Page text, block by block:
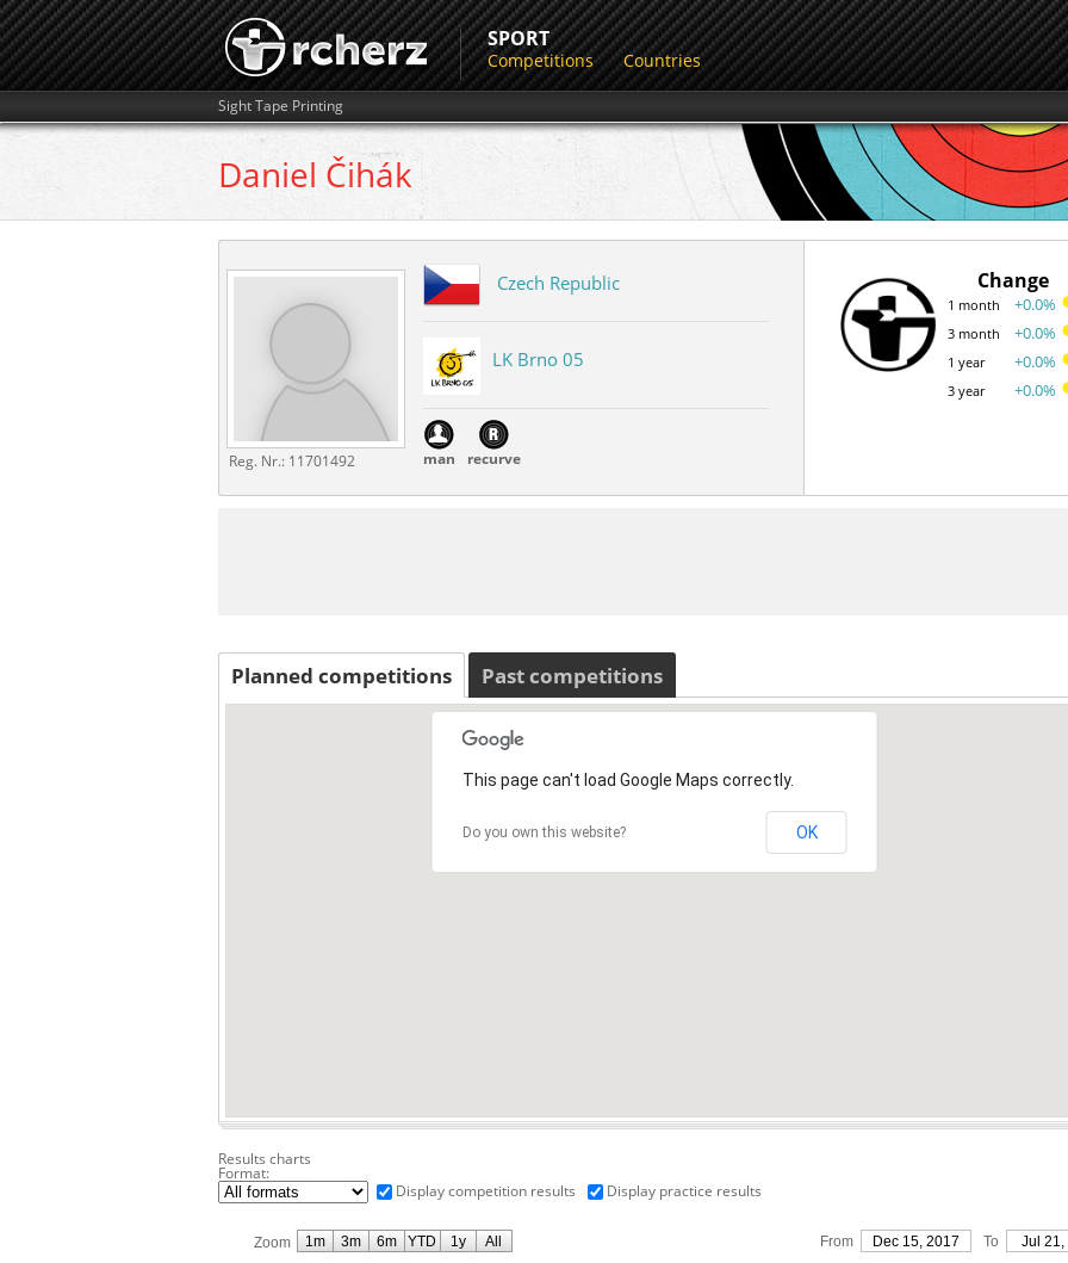
SPORT
Competitions Countries
Sight Tape Printing
Daniel Čihák
Reg. Nr.: 11701492
Czech Republic
LK Brno 05
man recurve
Change
1 month
3 month
1 year
3 year
+0.0%
+0.0%
+0.0%
+0.0%
Planned competitions Past competitions
This page can't load Google Maps correctly.
Do you own this website? OK
Results charts
Format:
Display competition results
Display practice results
Zoom From Dec 15, 2017 To Jul 21,
1m 3m 6m YTD 1y All